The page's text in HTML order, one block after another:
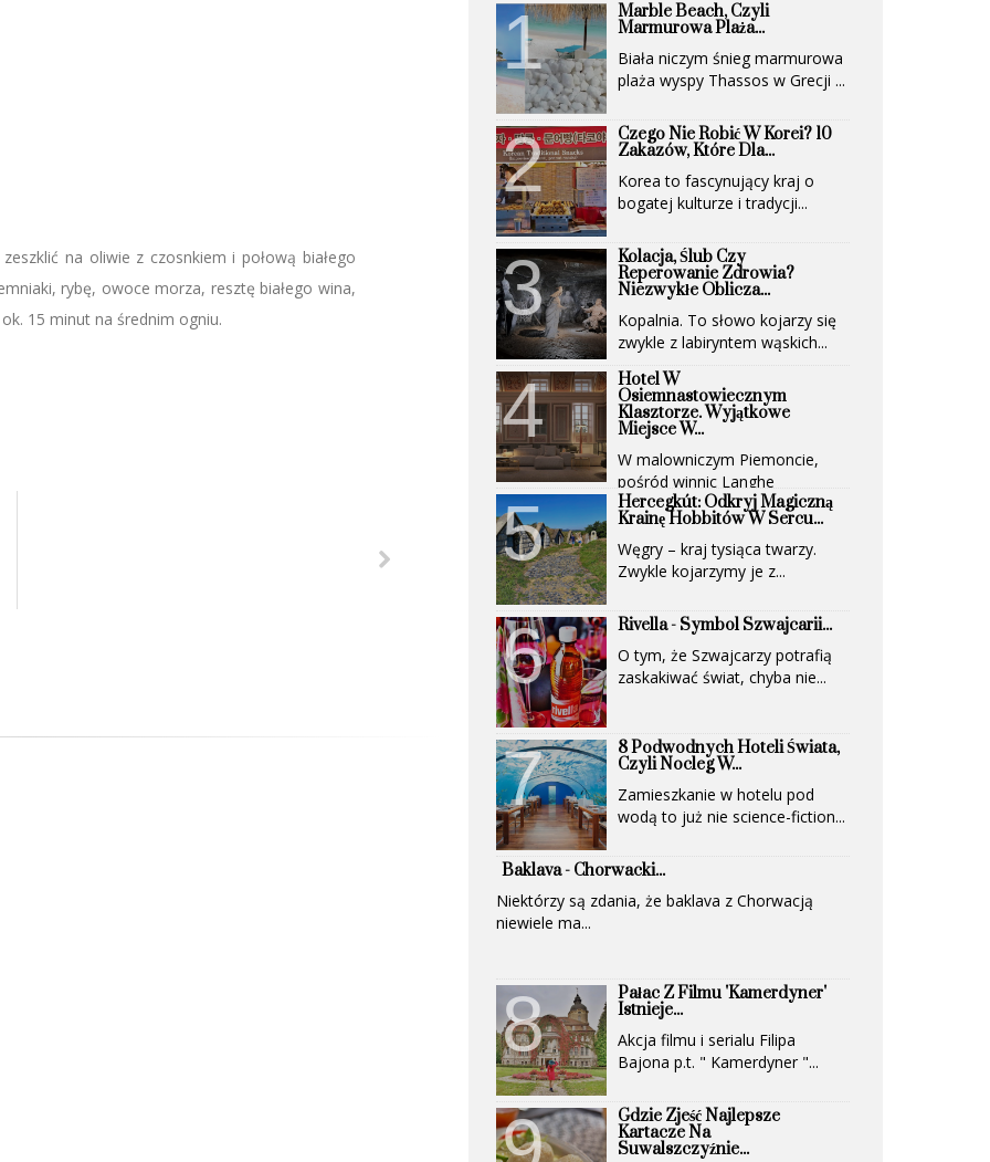
na oliwie z czosnkiem i połową białego
rybę, owoce morza, resztę białego wina,
15 minut na średnim ogniu.
Marble Beach, Czyli
Marmurowa Plaża...
Biała niczym śnieg marmurowa
plaża wyspy Thassos w Grecji ...
Czego Nie Robić W Korei? 10
Zakazów, Które Dla...
Korea to fascynujący kraj o
bogatej kulturze i tradycji...
Kolacja, Ślub Czy
Reperowanie Zdrowia?
Niezwykłe Oblicza...
Kopalnia. To słowo kojarzy się
zwykle z labiryntem wąskich...
Hotel W
Osiemnastowiecznym
Klasztorze. Wyjątkowe
Miejsce W...
W malowniczym Piemoncie,
pośród winnic Langhe
(UNESCO)...
Hercegkút: Odkryj Magiczną
Krainę Hobbitów W Sercu...
Węgry – kraj tysiąca twarzy.
Zwykle kojarzymy je z...
Rivella - Symbol Szwajcarii...
O tym, że Szwajcarzy potrafią
zaskakiwać świat, chyba nie...
8 Podwodnych Hoteli Świata,
Czyli Nocleg W...
Zamieszkanie w hotelu pod
wodą to już nie science-fiction...
Baklava - Chorwacki...
Niektórzy są zdania, że baklava z Chorwacją
niewiele ma...
Pałac Z Filmu 'Kamerdyner'
Istnieje...
Akcja filmu i serialu Filipa
Bajona p.t. " Kamerdyner "...
Gdzie Zjeść Najlepsze
Kartacze Na
Suwalszczyźnie...